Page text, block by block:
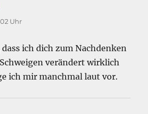
Uhr
ich dich zum Nachdenken
verändert wirklich
ich mir manchmal laut vor.